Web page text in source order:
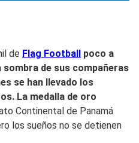
de Flag Football poco a
sombra de sus compañeras
se han llevado los
La medalla de oro
Continental de Panamá
los sueños no se detienen